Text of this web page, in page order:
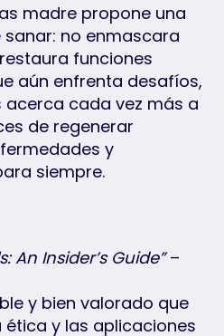
madre propone una
no enmascara
funciones
aún enfrenta desafíos,
acerca cada vez más a
de regenerar
y
siempre.
An Insider’s Guide”–
y bien valorado que
ética y las aplicaciones